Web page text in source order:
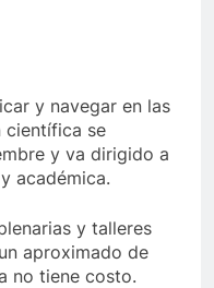
y navegar en las
científica se
y va dirigido a
académica.
y talleres
aproximado de
no tiene costo.